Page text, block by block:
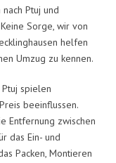
Ptuj und
Sorge, wir von
helfen
Umzug zu kennen.
spielen
beeinflussen.
Entfernung zwischen
das Ein- und
Packen, Montieren